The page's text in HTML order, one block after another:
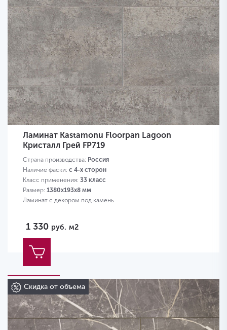
Ламинат Kastamonu Floorpan Lagoon
Кристалл Грей FP719
Страна производства: Россия
Наличие фаски: с 4-х сторон
Класс применения: 33 класс
Размер: 1380х193х8 мм
Ламинат с декором под камень
1 330 руб. м2
Скидка от объема